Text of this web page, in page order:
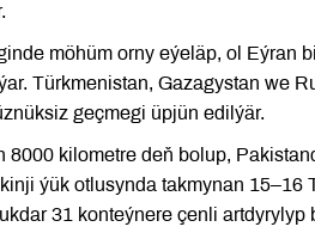
möhüm orny eýeläp, ol Eýran
Türkmenistan, Gazagystan we
geçmegi üpjün edilýär.
8000 kilometre deň bolup,
ýük otlusynda takmynan
31 konteýnere çenli artdyrylyp